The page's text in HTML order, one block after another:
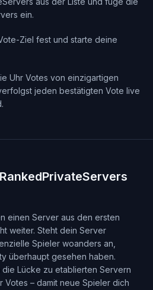
ein.
Ziel fest und starte deine
Uhr Votes von einzigartigen
jeden bestätigten Vote live
einen Server aus den ersten
weiter. Steht dein Server
Spieler woanders an,
überhaupt gesehen haben.
Lücke zu etablierten Servern
Votes – damit neue Spieler dich